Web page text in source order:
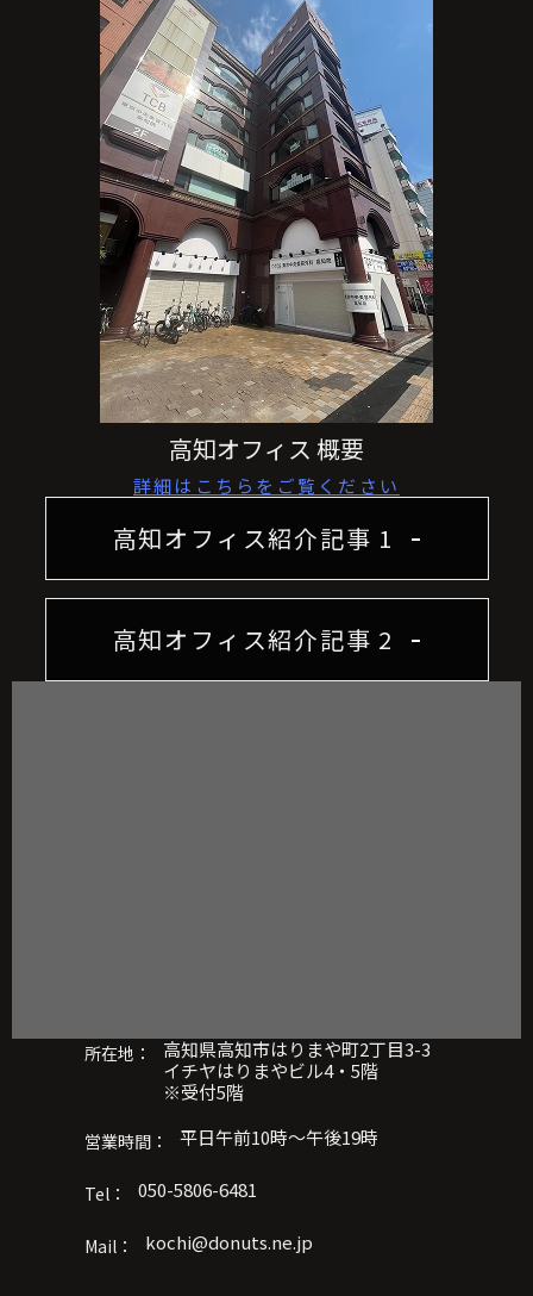
高知オフィス 概要
詳細はこちらをご覧ください
高知オフィス紹介記事 1
高知オフィス紹介記事 2
所在地：
高知県高知市はりまや町2丁目3-3
イチヤはりまやビル4・5階
※受付5階
営業時間： 平日午前10時～午後19時
Tel： 050-5806-6481
Mail： kochi@donuts.ne.jp